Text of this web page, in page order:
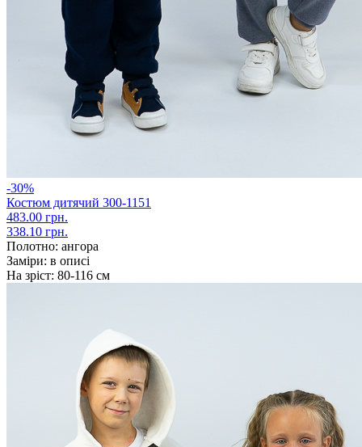
-30%
Костюм дитячий 300-1151
483.00 грн.
338.10 грн.
Полотно: ангора
Заміри: в описі
На зріст: 80-116 см